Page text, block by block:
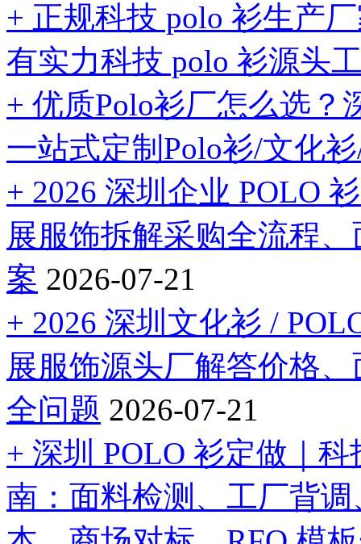
+ 正规科技 polo 衫生产
有实力科技 polo 衫源头
+ 优质Polo衫厂怎么选？
一站式定制Polo衫/文化
+ 2026 深圳企业 POLO
展服饰拆解采购全流程
案 2026-07-21
+ 2026 深圳文化衫 /
展服饰源头厂解答价格
全问题 2026-07-21
+ 深圳 POLO 衫定做｜
南：面料检测、工厂背